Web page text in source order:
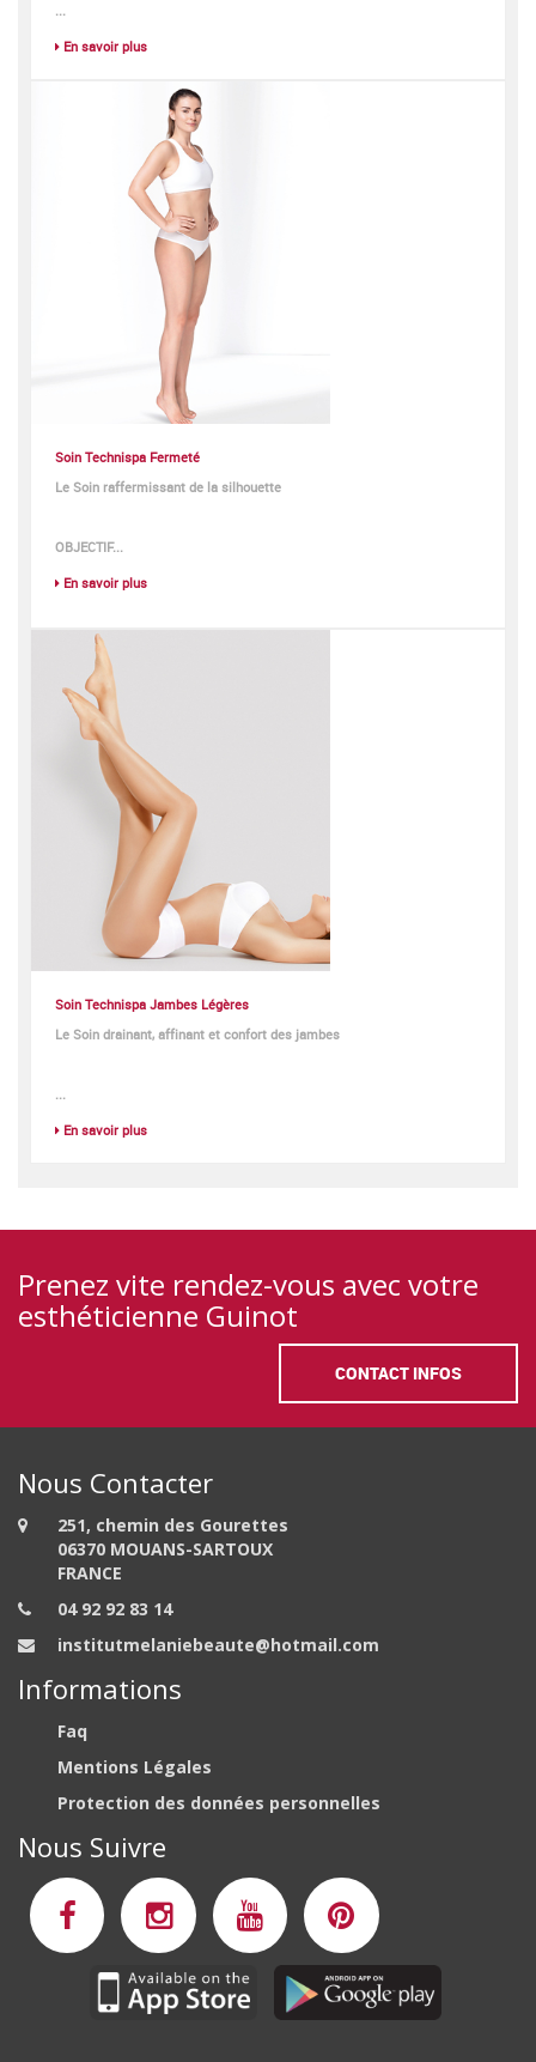
...
En savoir plus
Soin Technispa Fermeté
Le Soin raffermissant de la silhouette
OBJECTIF...
En savoir plus
Soin Technispa Jambes Légères
Le Soin drainant, affinant et confort des jambes
...
En savoir plus
Prenez vite rendez-vous avec votre
esthéticienne Guinot
CONTACT INFOS
Nous Contacter
251, chemin des Gourettes
06370 MOUANS-SARTOUX
FRANCE
04 92 92 83 14
institutmelaniebeaute@hotmail.com
Informations
Faq
Mentions Légales
Protection des données personnelles
Nous Suivre